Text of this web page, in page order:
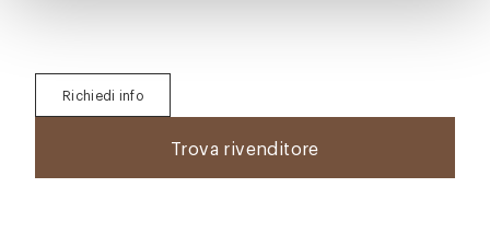
Richiedi info
Trova rivenditore